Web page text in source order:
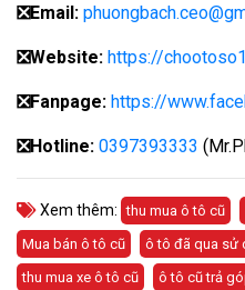
❎Email:
❎Website: https://
❎Fanpage: https://
❎Hotline: 0397393333
Xem thêm: thu mua ô tô cũ
Mua bán ô tô cũ
ô tô đã qua sử
thu mua xe ô tô cũ
ô tô cũ trả